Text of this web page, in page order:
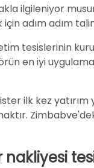
ilgileniyor
adım adım
tesislerinin
en iyi
ilk kez